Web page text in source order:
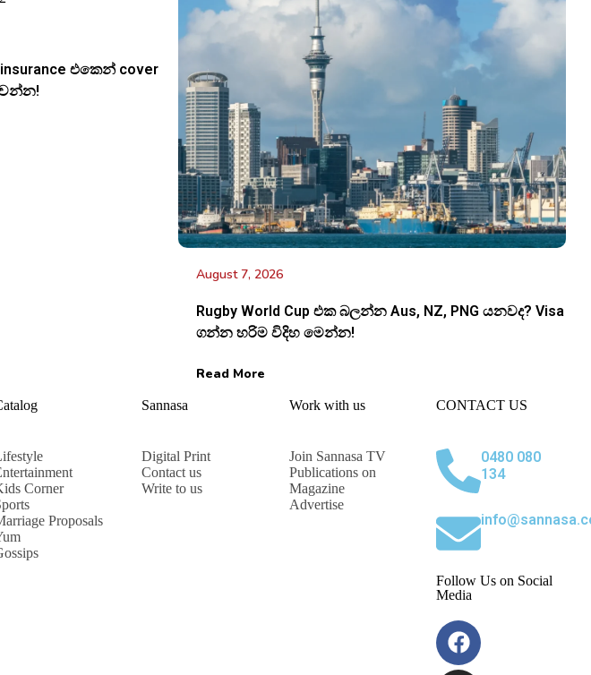
එකෙන් cover
August 7, 2026
Rugby World Cup එක බලන්න Aus, NZ, PNG යනවද? Visa
ගන්න හරිම විදිහ මෙන්න!
Read More
Corner
Proposals
Sannasa
Digital Print
Contact us
Write to us
Work with us
Join Sannasa TV
Publications on
Magazine
Advertise
CONTACT US
0480 080
134
Follow Us on Social
Media